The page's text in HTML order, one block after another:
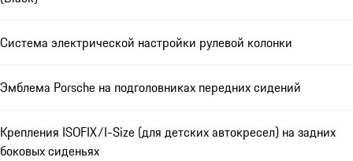
Система электрической настройки рулевой колонки
Эмблема Porsche на подголовниках передних сидений
Крепления ISOFIX/I-Size (для детских автокресел) на задних
боковых сиденьях